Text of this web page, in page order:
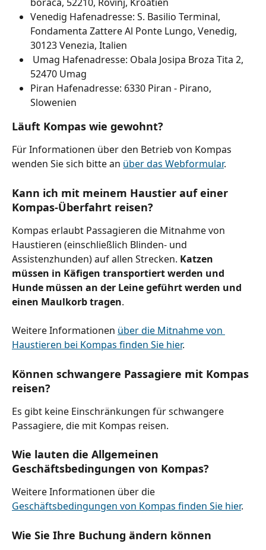
boraca, 52210, Rovinj, Kroatien
Venedig Hafenadresse: S. Basilio Terminal,
Fondamenta Zattere Al Ponte Lungo, Venedig,
30123 Venezia, Italien
52470 Umag
Piran Hafenadresse: 6330 Piran - Pirano,
Slowenien
Läuft Kompas wie gewohnt?
Für Informationen über den Betrieb von Kompas
wenden Sie sich bitte an über das Webformular.
Kann ich mit meinem Haustier auf einer
Kompas-Überfahrt reisen?
Kompas erlaubt Passagieren die Mitnahme von
Haustieren (einschließlich Blinden- und
Assistenzhunden) auf allen Strecken. Katzen
müssen in Käfigen transportiert werden und
Hunde müssen an der Leine geführt werden und
einen Maulkorb tragen.
Weitere Informationen über die Mitnahme von
Haustieren bei Kompas finden Sie hier.
Können schwangere Passagiere mit Kompas
reisen?
Es gibt keine Einschränkungen für schwangere
Passagiere, die mit Kompas reisen.
Wie lauten die Allgemeinen
Geschäftsbedingungen von Kompas?
Weitere Informationen über die
Geschäftsbedingungen von Kompas finden Sie hier.
Wie Sie Ihre Buchung ändern können